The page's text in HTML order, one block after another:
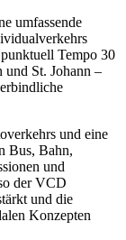
umfassende
Tempo 30
St. Johann –
und eine
Bus, Bahn,
und
der VCD
und die
Konzepten